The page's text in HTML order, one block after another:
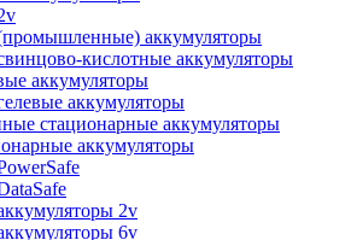
аккумуляторы
кислотные аккумуляторы
аккумуляторы
аккумуляторы
стационарные аккумуляторы
аккумуляторы
2v
6v